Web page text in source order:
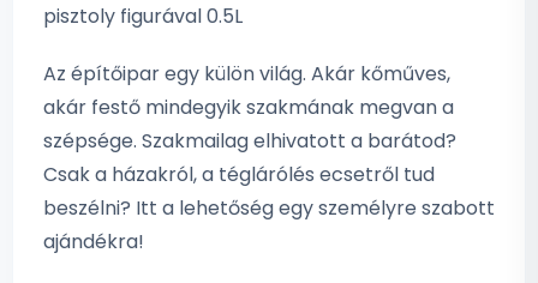
pisztoly figurával 0.5L
Az építőipar egy külön világ. Akár kőműves,
akár festő mindegyik szakmának megvan a
szépsége. Szakmailag elhivatott a barátod?
Csak a házakról, a téglárólés ecsetről tud
beszélni? Itt a lehetőség egy személyre szabott
ajándékra!